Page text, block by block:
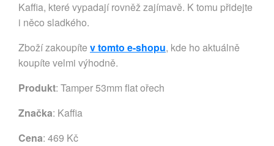
Kaffia, které vypadají rovněž zajímavě. K tomu přidejte
i něco sladkého.
Zboží zakoupíte v tomto e-shopu, kde ho aktuálně
koupíte velmi výhodně.
Produkt: Tamper 53mm flat ořech
Značka: Kaffia
Cena: 469 Kč